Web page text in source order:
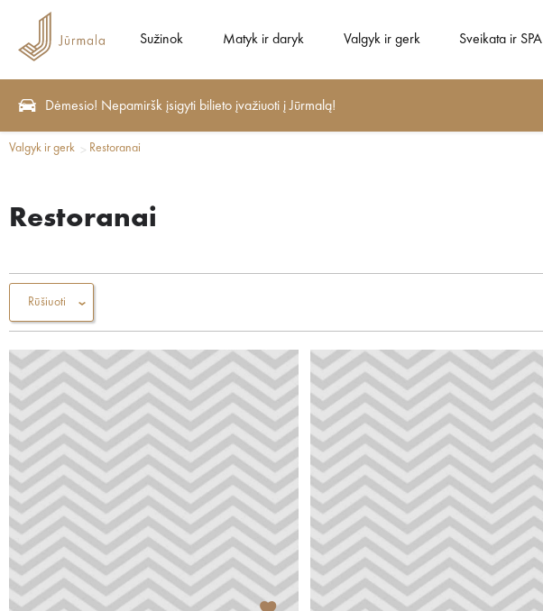
Sužinok Matyk ir daryk Valgyk ir gerk Sveikata ir SPA
Dėmesio! Nepamiršk įsigyti bilieto įvažiuoti į Jūrmalą!
Valgyk ir gerk Restoranai
Restoranai
Rūšiuoti